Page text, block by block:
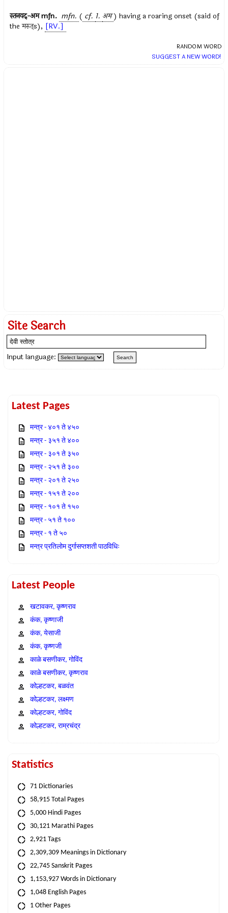
स्तनयद्-अमmfn. mfn. ( cf. 1. अम) having a roaring onset (said of
theमरुत्s), [RV.]
RANDOM WORD
SUGGEST A NEW WORD!
Site Search
Input language:
Latest Pages
मन्त्र - ४०१ ते ४५०
मन्त्र - ३५१ ते ४००
मन्त्र - ३०१ ते ३५०
मन्त्र - २५१ ते ३००
मन्त्र - २०१ ते २५०
मन्त्र - १५१ ते २००
मन्त्र - १०१ ते १५०
मन्त्र - ५१ ते १००
मन्त्र - १ ते ५०
मन्त्र प्रतिलोम दुर्गासप्तशती पाठविधिः
Latest People
खटावकर, कृष्णराव
कंक, कृष्णाजी
कंक, येसाजी
कंक, कृष्णजी
काळे बसणीकर, गोविंद
काळे बसणीकर, कृष्णराव
कोल्हटकर, बळवंत
कोल्हटकर, लक्ष्मण
कोल्हटकर, गोविंद
कोल्हटकर, राम्रचंद्र
Statistics
71 Dictionaries
58,915 Total Pages
5,000 Hindi Pages
30,121 Marathi Pages
2,921 Tags
2,309,309 Meanings in Dictionary
22,745 Sanskrit Pages
1,153,927 Words in Dictionary
1,048 English Pages
1 Other Pages